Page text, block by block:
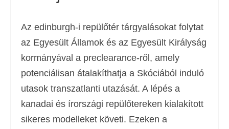
Az edinburgh-i repülőtér tárgyalásokat folytat
az Egyesült Államok és az Egyesült Királyság
kormányával a preclearance-ről, amely
potenciálisan átalakíthatja a Skóciából induló
utasok transzatlanti utazását. A lépés a
kanadai és írországi repülőtereken kialakított
sikeres modelleket követi. Ezeken a